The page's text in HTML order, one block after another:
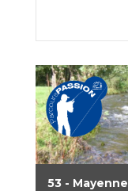
53 - Mayenne